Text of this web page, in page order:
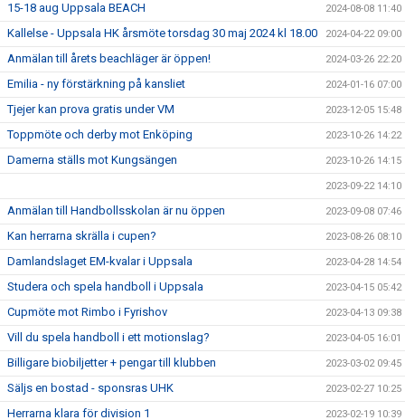
15-18 aug Uppsala BEACH 2024-08-08 11:40
Kallelse - Uppsala HK årsmöte torsdag 30 maj 2024 kl 18.00 2024-04-22 09:00
Anmälan till årets beachläger är öppen! 2024-03-26 22:20
Emilia - ny förstärkning på kansliet 2024-01-16 07:00
Tjejer kan prova gratis under VM 2023-12-05 15:48
Toppmöte och derby mot Enköping 2023-10-26 14:22
Damerna ställs mot Kungsängen 2023-10-26 14:15
2023-09-22 14:10
Anmälan till Handbollsskolan är nu öppen 2023-09-08 07:46
Kan herrarna skrälla i cupen? 2023-08-26 08:10
Damlandslaget EM-kvalar i Uppsala 2023-04-28 14:54
Studera och spela handboll i Uppsala 2023-04-15 05:42
Cupmöte mot Rimbo i Fyrishov 2023-04-13 09:38
Vill du spela handboll i ett motionslag? 2023-04-05 16:01
Billigare biobiljetter + pengar till klubben 2023-03-02 09:45
Säljs en bostad - sponsras UHK 2023-02-27 10:25
Herrarna klara för division 1 2023-02-19 10:39